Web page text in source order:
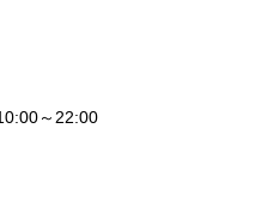
～22:00